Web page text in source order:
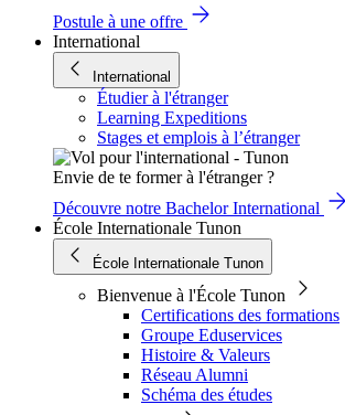
Postule à une offre
International
International
Étudier à l'étranger
Learning Expeditions
Stages et emplois à l’étranger
Envie de te former à l'étranger ?
Découvre notre Bachelor International
École Internationale Tunon
École Internationale Tunon
Bienvenue à l'École Tunon
Certifications des formations
Groupe Eduservices
Histoire & Valeurs
Réseau Alumni
Schéma des études